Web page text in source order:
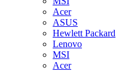
Acer
ASUS
Hewlett Packard
Lenovo
MSI
Acer